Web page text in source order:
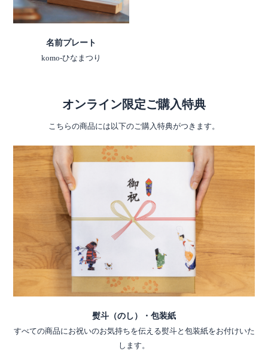
名前プレート
komo-ひなまつり
オンライン限定ご購入特典
こちらの商品には以下のご購入特典がつきます。
熨斗（のし）・包装紙
すべての商品にお祝いのお気持ちを伝える熨斗と包装紙をお付けいた
します。